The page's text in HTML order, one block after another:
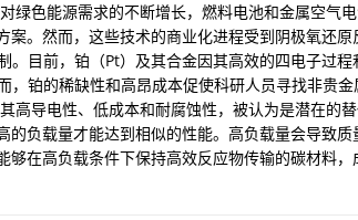
绿色能源需求的不断增长，燃料电池和金属空气
案。然而，这些技术的商业化进程受到阴极氧还
。目前，铂（Pt）及其合金因其高效的四电子过
，铂的稀缺性和高昂成本促使科研人员寻找非贵
高导电性、低成本和耐腐蚀性，被认为是潜在的
的负载量才能达到相似的性能。高负载量会导致
够在高负载条件下保持高效反应物传输的碳材料